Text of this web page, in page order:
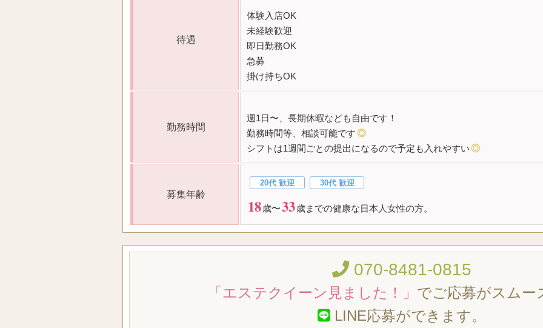
待遇
体験入店OK
未経験歓迎
即日勤務OK
急募
掛け持ちOK
勤務時間
週1日〜、長期休暇なども自由です！
勤務時間等、相談可能です◎
シフトは1週間ごとの提出になるので予定も入れやすい◎
募集年齢
20代 歓迎 30代 歓迎
18歳〜33歳までの健康な日本人女性の方。
070-8481-0815
「エステクイーン見ました！」 でご応募がスムー
LINE応募ができます。